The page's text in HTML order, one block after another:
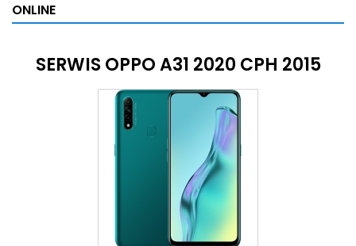
ONLINE
SERWIS OPPO A31 2020 CPH 2015